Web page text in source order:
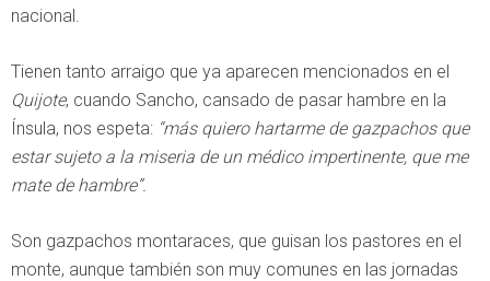
nacional.
Tienen tanto arraigo que ya aparecen mencionados en el
Quijote, cuando Sancho, cansado de pasar hambre en la
Ínsula, nos espeta: “más quiero hartarme de gazpachos que
estar sujeto a la miseria de un médico impertinente, que me
mate de hambre”.
Son gazpachos montaraces, que guisan los pastores en el
monte, aunque también son muy comunes en las jornadas